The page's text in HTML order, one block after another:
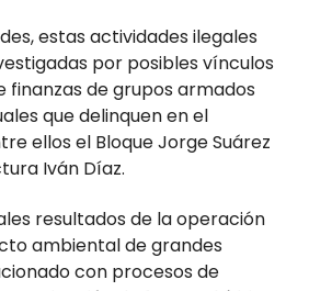
estas actividades ilegales
por posibles vínculos
finanzas de grupos armados
que delinquen en el
ellos el Bloque Jorge Suárez
Iván Díaz.
resultados de la operación
ambiental de grandes
con procesos de